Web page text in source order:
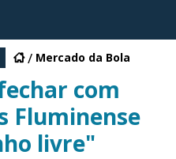
Mercado da Bola
com
Fluminense
livre"